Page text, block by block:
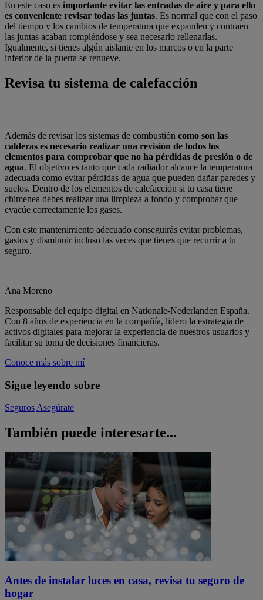
En este caso es importante evitar las entradas de aire y para ello
es conveniente revisar todas las juntas. Es normal que con el paso
del tiempo y los cambios de temperatura que expanden y contraen
las juntas acaban rompiéndose y sea necesario rellenarlas.
Igualmente, si tienes algún aislante en los marcos o en la parte
inferior de la puerta se renueve.
Revisa tu sistema de calefacción
Además de revisar los sistemas de combustión como son las
calderas es necesario realizar una revisión de todos los
elementos para comprobar que no ha pérdidas de presión o de
agua. El objetivo es tanto que cada radiador alcance la temperatura
adecuada como evitar pérdidas de agua que pueden dañar paredes y
suelos. Dentro de los elementos de calefacción si tu casa tiene
chimenea debes realizar una limpieza a fondo y comprobar que
evacúe correctamente los gases.
Con este mantenimiento adecuado conseguirás evitar problemas,
gastos y disminuir incluso las veces que tienes que recurrir a tu
seguro.
Ana Moreno
Responsable del equipo digital en Nationale-Nederlanden España.
Con 8 años de experiencia en la compañía, lidero la estrategia de
activos digitales para mejorar la experiencia de nuestros usuarios y
facilitar su toma de decisiones financieras.
Conoce más sobre mí
Sigue leyendo sobre
SegurosAsegúrate
También puede interesarte...
Antes de instalar luces en casa, revisa tu seguro de
hogar